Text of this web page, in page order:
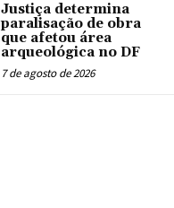
Justiça determina
paralisação de obra
que afetou área
arqueológica no DF
7 de agosto de 2026